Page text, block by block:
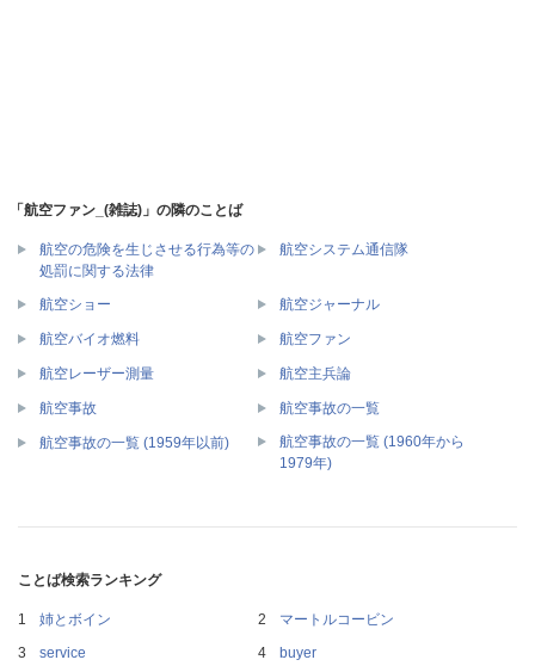
「航空ファン_(雑誌)」の隣のことば
航空の危険を生じさせる行為等の
処罰に関する法律
航空システム通信隊
航空ショー 航空ジャーナル
航空バイオ燃料 航空ファン
航空レーザー測量 航空主兵論
航空事故 航空事故の一覧
航空事故の一覧 (1959年以前)
航空事故の一覧 (1960年から
1979年)
ことば検索ランキング
姉とボイン
マートルコービン
service
buyer